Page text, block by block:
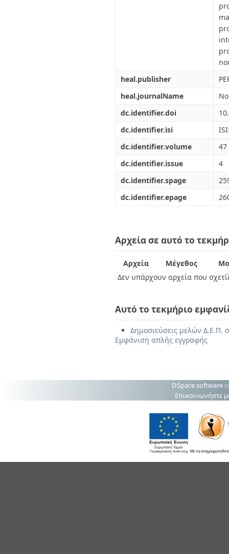
heal.publisher
heal.journalName
dc.identifier.doi
dc.identifier.isi
dc.identifier.volume
47
dc.identifier.issue
4
dc.identifier.spage
dc.identifier.epage
Αρχεία σε αυτό το
Αρχεία Μέγεθος
Δεν υπάρχουν αρχεία που
Αυτό το τεκμήριο
Δημοσιεύσεις μελών Δ.Ε.Π.
Εμφάνιση απλής εγγραφής
DSpace software
Επικοινωνήστε